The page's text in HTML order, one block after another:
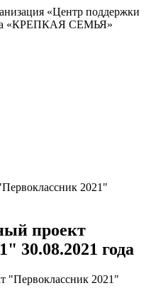
«Центр поддержки
«КРЕПКАЯ СЕМЬЯ»
2021"
проект
30.08.2021 года